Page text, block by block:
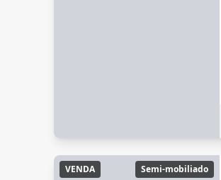
VENDA Semi-mobiliado